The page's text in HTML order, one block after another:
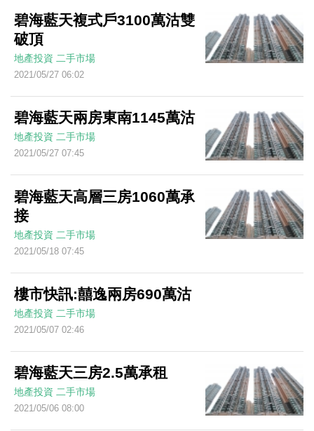
碧海藍天複式戶3100萬沽雙
破頂
地產投資 二手市場
2021/05/27 06:02
碧海藍天兩房東南1145萬沽
地產投資 二手市場
2021/05/27 07:45
碧海藍天高層三房1060萬承
接
地產投資 二手市場
2021/05/18 07:45
樓市快訊:囍逸兩房690萬沽
地產投資 二手市場
2021/05/07 02:46
碧海藍天三房2.5萬承租
地產投資 二手市場
2021/05/06 08:00